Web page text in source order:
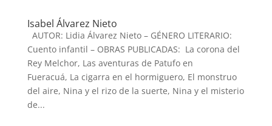
Isabel Álvarez Nieto
AUTOR: Lidia Álvarez Nieto – GÉNERO LITERARIO:
Cuento infantil – OBRAS PUBLICADAS: La corona del
Rey Melchor, Las aventuras de Patufo en
Fueracuá, La cigarra en el hormiguero, El monstruo
del aire, Nina y el rizo de la suerte, Nina y el misterio
de...